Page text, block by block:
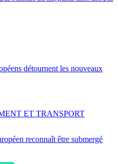
détournent les nouveaux
reconnaît être submergé
ET TRANSPORT